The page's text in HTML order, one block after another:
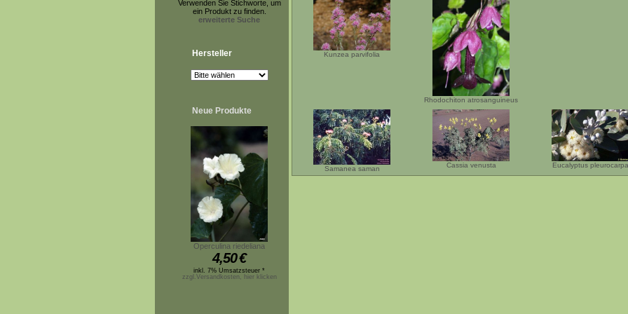
Verwenden Sie Stichworte, um
ein Produkt zu finden.
erweiterte Suche
Hersteller
Neue Produkte
Operculina riedeliana
4,50€
inkl. 7% Umsatzsteuer *
zzgl.Versandkosten, hier klicken
Kunzea parvifolia
Rhodochiton atrosanguineus
Samanea saman Cassia venusta Eucalyptus pleurocarpa